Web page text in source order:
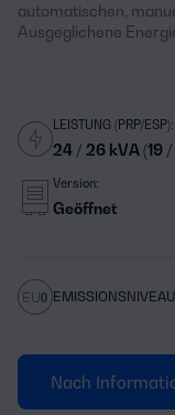
automatischen,
Ausgeglichene
LEISTUNG (PRP/ESP):
24 / 26 kVA (19 /
Version:
Geöffnet
Nach